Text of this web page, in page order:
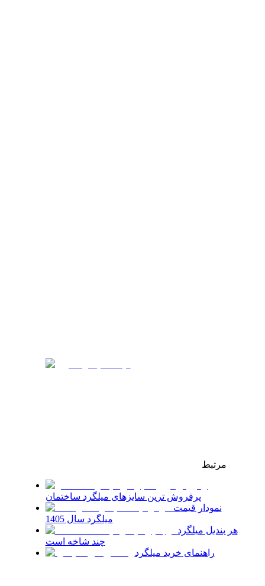
مرتبط
پرفروش‌ ترین سایزهای میلگرد ساختمان
نمودار قیمت
میلگرد سال 1405
هر بندیل میلگرد
چند شاخه است
راهنمای خرید میلگرد